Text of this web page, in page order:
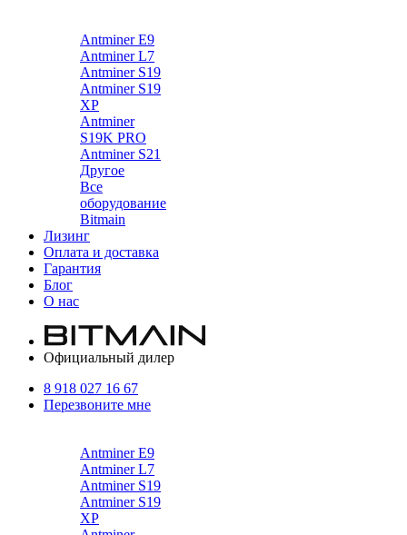
Antminer E9
Antminer L7
Antminer S19
Antminer S19
XP
Antminer
S19K PRO
Antminer S21
Другое
Все
оборудование
Bitmain
Лизинг
Оплата и доставка
Гарантия
Блог
О нас
Официальный дилер
8 918 027 16 67
Перезвоните мне
Antminer E9
Antminer L7
Antminer S19
Antminer S19
XP